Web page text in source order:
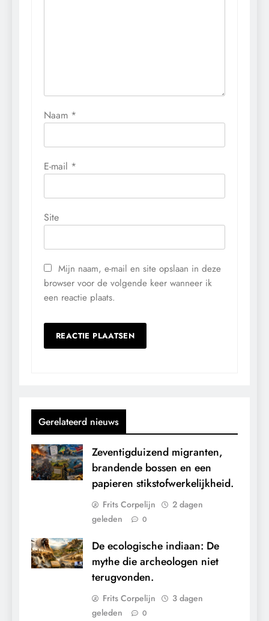
Naam *
E-mail *
Site
Mijn naam, e-mail en site opslaan in deze
browser voor de volgende keer wanneer ik
een reactie plaats.
Gerelateerd nieuws
Zeventigduizend migranten,
brandende bossen en een
papieren stikstofwerkelijkheid.
Frits Corpelijn
2 dagen
geleden
0
De ecologische indiaan: De
mythe die archeologen niet
terugvonden.
Frits Corpelijn
3 dagen
geleden
0